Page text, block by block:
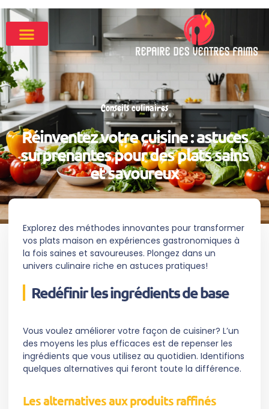
Conseils culinaires
Réinventez votre cuisine : astuces
surprenantes pour des plats sains
et savoureux
Explorez des méthodes innovantes pour transformer
vos plats maison en expériences gastronomiques à
la fois saines et savoureuses. Plongez dans un
univers culinaire riche en astuces pratiques!
Redéfinir les ingrédients de base
Vous voulez améliorer votre façon de cuisiner? L’un
des moyens les plus efficaces est de repenser les
ingrédients que vous utilisez au quotidien. Identifions
quelques alternatives qui feront toute la différence.
Les alternatives aux produits raffinés